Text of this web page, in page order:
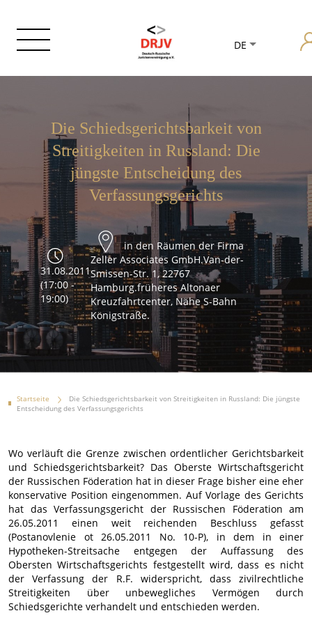
DE
Die Schiedsgerichtsbarkeit von
Streitigkeiten in Russland: Die
jüngste Entscheidung des
Verfassungsgerichts
31.08.2011
(17:00 -
19:00)
in den Räumen der Firma
Zeller Associates GmbH.Van-der-
Smissen-Str. 1, 22767
Hamburg.früheres Altonaer
Kreuzfahrtcenter, Nähe S-Bahn
Königstraße.
Startseite
Die Schiedsgerichtsbarkeit von Streitigkeiten in Russland: Die jüngste
Entscheidung des Verfassungsgerichts
Wo verläuft die Grenze zwischen ordentlicher Gerichtsbarkeit
und Schiedsgerichtsbarkeit? Das Oberste Wirtschaftsgericht
der Russischen Föderation hat in dieser Frage bisher eine eher
konservative Position eingenommen. Auf Vorlage des Gerichts
hat das Verfassungsgericht der Russischen Föderation am
26.05.2011 einen weit reichenden Beschluss gefasst
(Postanovlenie ot 26.05.2011 No. 10-P), in dem in einer
Hypotheken-Streitsache entgegen der Auffassung des
Obersten Wirtschaftsgerichts festgestellt wird, dass es nicht
der Verfassung der R.F. widerspricht, dass zivilrechtliche
Streitigkeiten über unbewegliches Vermögen durch
Schiedsgerichte verhandelt und entschieden werden.